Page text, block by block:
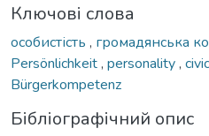
Ключові слова
особистість , громадянська
Persönlichkeit, personality,
Bürgerkompetenz
Бібліографічний опис